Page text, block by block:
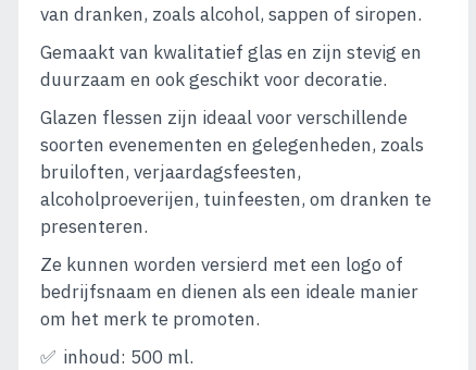
van dranken, zoals alcohol, sappen of siropen.
Gemaakt van kwalitatief glas en zijn stevig en
duurzaam en ook geschikt voor decoratie.
Glazen flessen zijn ideaal voor verschillende
soorten evenementen en gelegenheden, zoals
bruiloften, verjaardagsfeesten,
alcoholproeverijen, tuinfeesten, om dranken te
presenteren.
Ze kunnen worden versierd met een logo of
bedrijfsnaam en dienen als een ideale manier
om het merk te promoten.
inhoud: 500 ml.